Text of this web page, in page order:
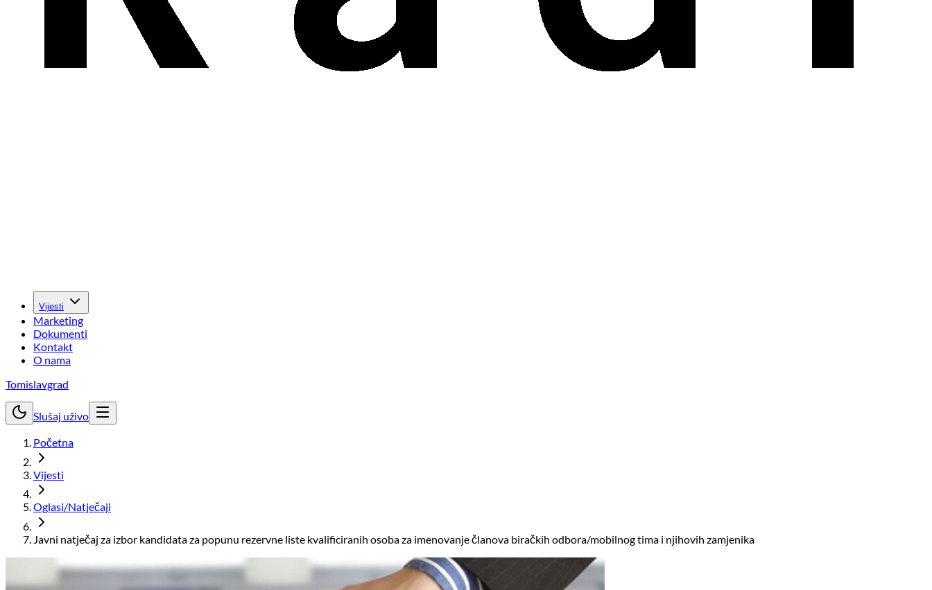
Vijesti
Marketing
Dokumenti
Kontakt
O nama
Tomislavgrad
Slušaj uživo
Početna
Vijesti
Oglasi/Natječaji
Javni natječaj za izbor kandidata za popunu rezervne liste kvalificiranih osoba za imenovanje članova biračkih odbora/mobilnog tima i njihovih zamjenika